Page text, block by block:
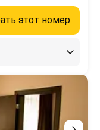
этот номер